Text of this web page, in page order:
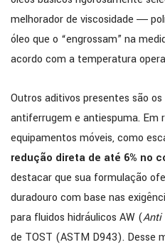
melhorador de viscosidade ―
óleo que o “engrossam” na
acordo com a temperatura
Outros aditivos presentes são
antiferrugem e antiespuma. Em
equipamentos móveis, como
redução direta de até 6% no
destacar que sua formulação
duradouro com base nas
para fluidos hidráulicos AW (Anti
de TOST (ASTM D943). Desse